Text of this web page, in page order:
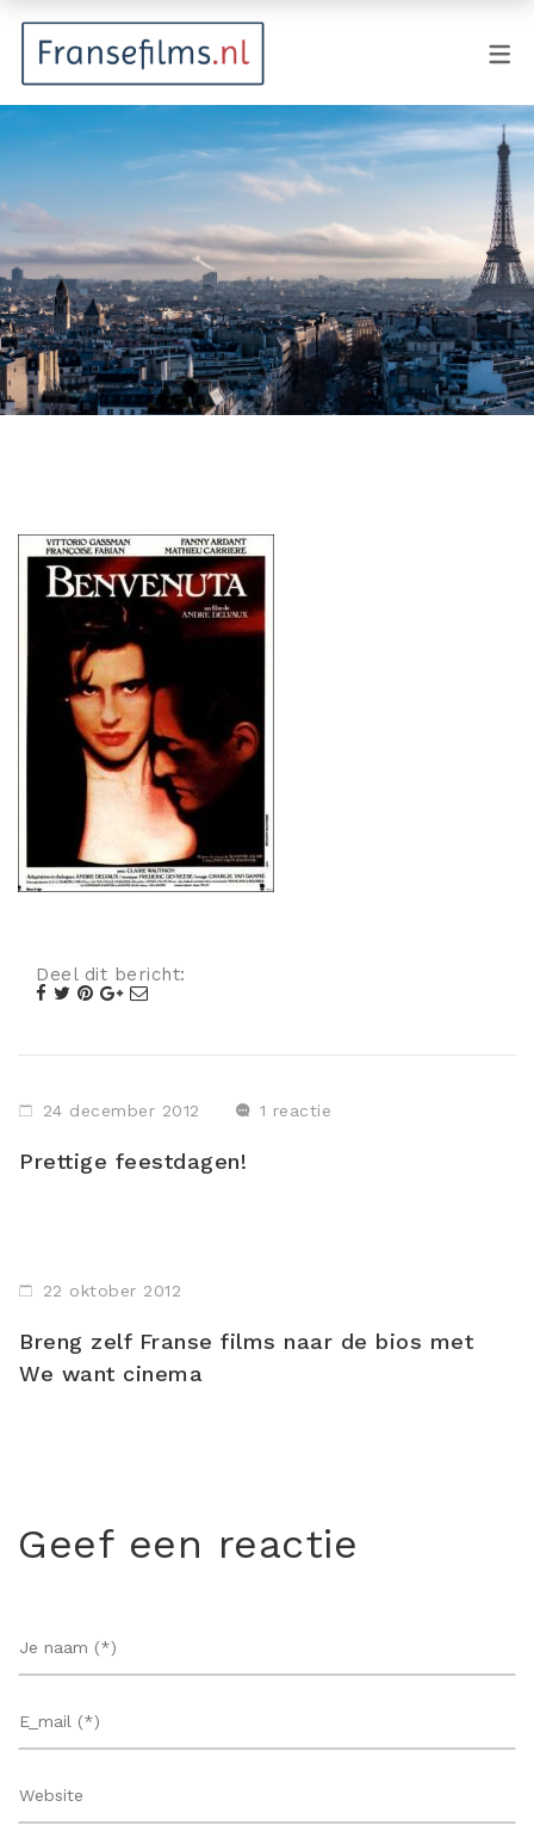
Animatie
Documentaire
Drama
Fantasy
Horror
Misdaad
Musical
Oorlogsfilm
Romantische komedie
Thriller
Deel dit bericht:
24 december 2012 1 reactie
Prettige feestdagen!
22 oktober 2012
Breng zelf Franse films naar de bios met
We want cinema
Geef een reactie